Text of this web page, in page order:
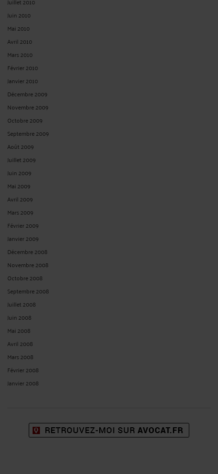
Février 2022
Janvier 2022
Décembre 2021
Novembre 2021
Octobre 2021
Septembre 2021
Août 2021
Juillet 2021
Juin 2021
Mai 2021
Avril 2021
Mars 2021
Février 2021
Janvier 2021
Décembre 2020
Novembre 2020
Octobre 2020
Septembre 2020
Août 2020
Juillet 2020
Juin 2020
Mai 2020
Avril 2020
Mars 2020
Février 2020
Janvier 2020
Décembre 2019
Novembre 2019
Octobre 2019
Septembre 2019
Juin 2019
Mai 2019